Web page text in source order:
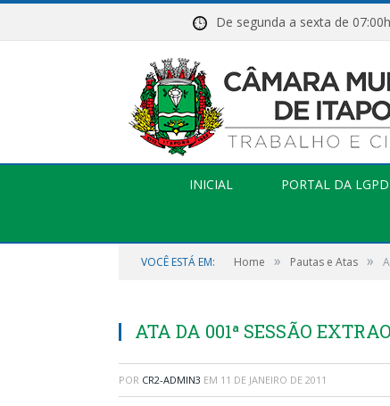
De segunda a sexta de
INICIAL PORTAL DA LGPD
VOCÊ ESTÁ EM: Home » Pautas e Atas »
ATA DA 001ª SESSÃO
POR CR2-ADMIN3 EM 11 DE JANEIRO DE 2011